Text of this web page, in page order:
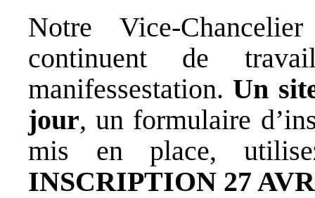
Notre Vice-
continuent de
manifessestation. Un
jour, un formulaire
mis en place,
INSCRIPTION 27